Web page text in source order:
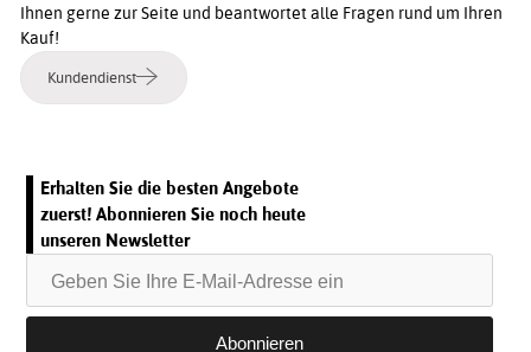
Ihnen gerne zur Seite und beantwortet alle Fragen rund um Ihren
Kauf!
Kundendienst
Erhalten Sie die besten Angebote
zuerst! Abonnieren Sie noch heute
unseren Newsletter